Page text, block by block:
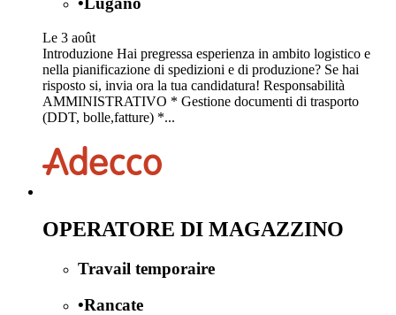
Le 3 août
Introduzione Hai pregressa esperienza in ambito logistico e
nella pianificazione di spedizioni e di produzione? Se hai
risposto si, invia ora la tua candidatura! Responsabilità
AMMINISTRATIVO * Gestione documenti di trasporto
(DDT, bolle,fatture) *...
OPERATORE DI MAGAZZINO
Travail temporaire
•Rancate